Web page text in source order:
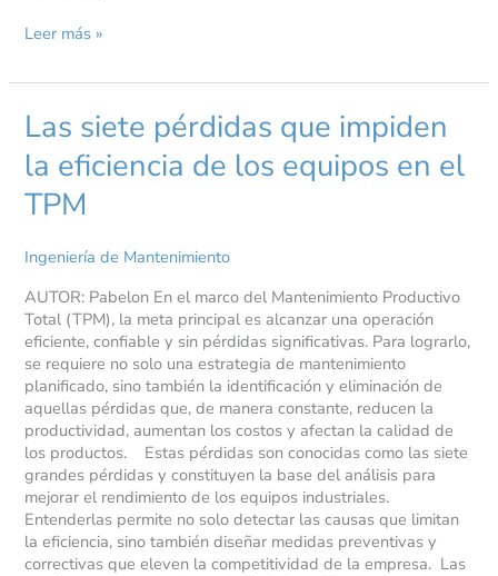
Leer más »
Las siete pérdidas que impiden
la eficiencia de los equipos en el
TPM
Ingeniería de Mantenimiento
AUTOR: Pabelon En el marco del Mantenimiento Productivo
Total (TPM), la meta principal es alcanzar una operación
eficiente, confiable y sin pérdidas significativas. Para lograrlo,
se requiere no solo una estrategia de mantenimiento
planificado, sino también la identificación y eliminación de
aquellas pérdidas que, de manera constante, reducen la
productividad, aumentan los costos y afectan la calidad de
los productos. Estas pérdidas son conocidas como las siete
grandes pérdidas y constituyen la base del análisis para
mejorar el rendimiento de los equipos industriales.
Entenderlas permite no solo detectar las causas que limitan
la eficiencia, sino también diseñar medidas preventivas y
correctivas que eleven la competitividad de la empresa. Las
Las
siete
pérdidas
que
impiden
eficiencia
de
los
equipos
en
el
TPM